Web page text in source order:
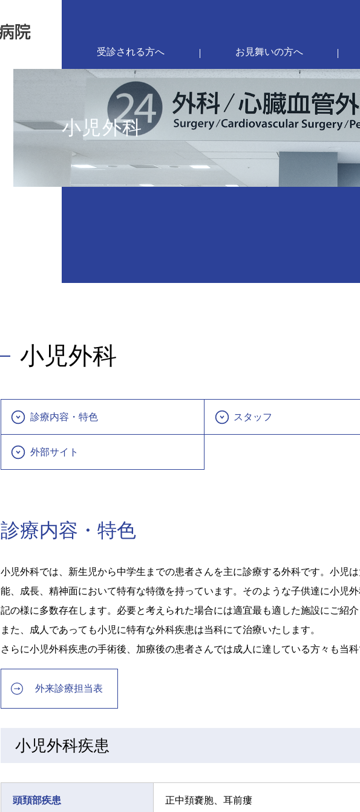
受診される方へ お見舞いの方へ
小児外科
小児外科
診療内容・特色 スタッフ
外部サイト
診療内容・特色
小児外科では、新生児から中学生までの患者さんを主に診療する外科です。小児
能、成長、精神面において特有な特徴を持っています。そのような子供達に小児
記の様に多数存在します。必要と考えられた場合には適宜最も適した施設にご紹
また、成人であっても小児に特有な外科疾患は当科にて治療いたします。
さらに小児外科疾患の手術後、加療後の患者さんでは成人に達している方々も当
外来診療担当表
小児外科疾患
頭頚部疾患 正中頚嚢胞、耳前瘻